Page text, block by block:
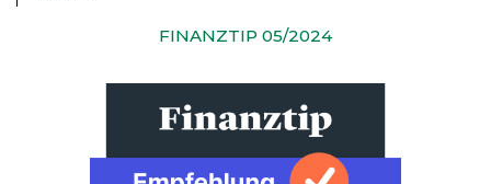
FINANZTIP 05/2024